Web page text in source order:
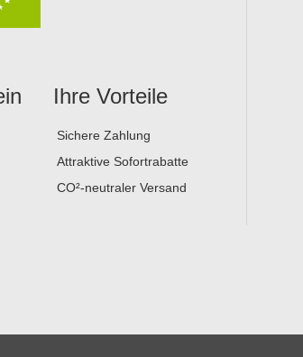
Ihre Vorteile
Sichere Zahlung
Attraktive Sofortrabatte
CO²-neutraler Versand